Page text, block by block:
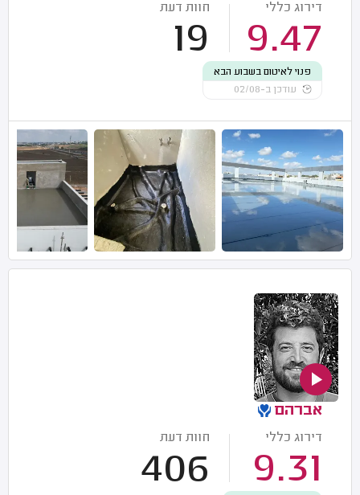
דירוג כללי
9.47
חוות דעת
19
פנוי לאיטום בשבוע הבא
עודכן ב-02/08
אברהם
דירוג כללי
9.31
חוות דעת
406